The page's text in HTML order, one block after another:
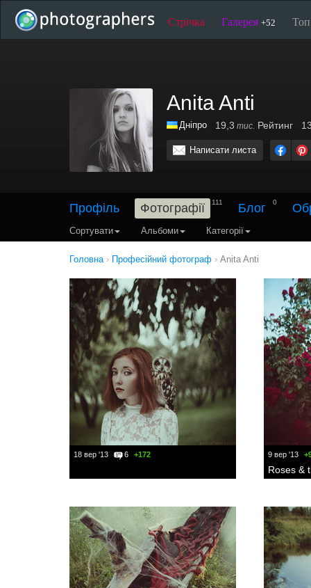
Стрічка Галерея +52
Anita Anti
Дніпро 19,3 тис. Рейтинг
Написати листа
Профіль Фотографії 111 Блог 0
Сортувати Альбоми Категорії
Головна› Професійний фотограф › Anita Anti
18 вер '13 6 +172 9 вер '13
Roses &